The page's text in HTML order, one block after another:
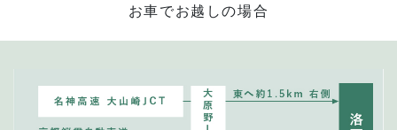
お車でお越しの場合